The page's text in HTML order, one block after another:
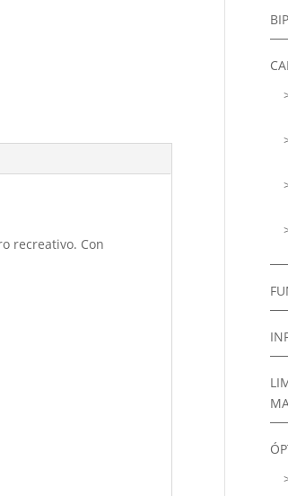
recreativo. Con